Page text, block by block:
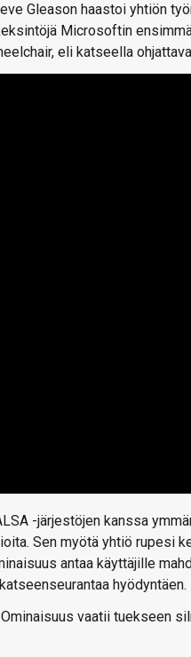
Gleason haastoi yhtiön
Microsoftin
eli katseella
-järjestöjen kanssa
Sen myötä yhtiö rupesi
antaa käyttäjille
hyödyntäen.
vaatii tuekseen